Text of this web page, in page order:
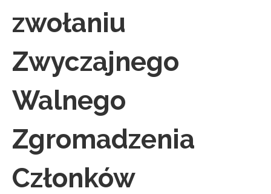
zwołaniu
Zwyczajnego
Walnego
Zgromadzenia
Członków